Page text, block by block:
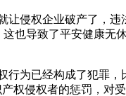
侵权企业破产了，
也导致了平安健康无
行为已经构成了犯罪
权侵权者的惩罚，对